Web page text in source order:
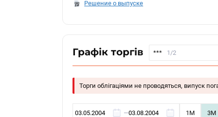
Решение о выпуске
Графік торгів *** 1/2
Торги облігаціями не проводяться, випуск
— 1М 3М